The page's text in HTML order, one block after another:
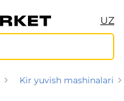
UZ
Kir yuvish mashinalari